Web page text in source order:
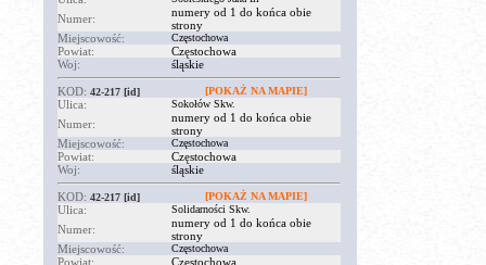
Numer:
numery od 1 do końca obie
strony
Miejscowość:
Częstochowa
Powiat:
Częstochowa
Woj:
śląskie
KOD: 42-217 [id] [POKAŻ NA MAPIE]
Ulica: Sokołów Skw.
Numer:
numery od 1 do końca obie
strony
Miejscowość:
Częstochowa
Powiat:
Częstochowa
Woj:
śląskie
KOD: 42-217 [id] [POKAŻ NA MAPIE]
Ulica: Solidarności Skw.
Numer:
numery od 1 do końca obie
strony
Miejscowość:
Częstochowa
Powiat:
Częstochowa